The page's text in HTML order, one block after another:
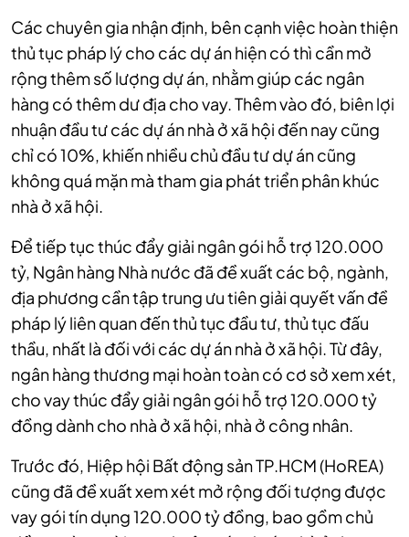
Các chuyên gia nhận định, bên cạnh việc hoàn thiện
thủ tục pháp lý cho các dự án hiện có thì cần mở
rộng thêm số lượng dự án, nhằm giúp các ngân
hàng có thêm dư địa cho vay. Thêm vào đó, biên lợi
nhuận đầu tư các dự án nhà ở xã hội đến nay cũng
chỉ có 10%, khiến nhiều chủ đầu tư dự án cũng
không quá mặn mà tham gia phát triển phân khúc
nhà ở xã hội.
Để tiếp tục thúc đẩy giải ngân gói hỗ trợ 120.000
tỷ, Ngân hàng Nhà nước đã đề xuất các bộ, ngành,
địa phương cần tập trung ưu tiên giải quyết vấn đề
pháp lý liên quan đến thủ tục đầu tư, thủ tục đấu
thầu, nhất là đối với các dự án nhà ở xã hội. Từ đây,
ngân hàng thương mại hoàn toàn có cơ sở xem xét,
cho vay thúc đẩy giải ngân gói hỗ trợ 120.000 tỷ
đồng dành cho nhà ở xã hội, nhà ở công nhân.
Trước đó, Hiệp hội Bất động sản TP.HCM (HoREA)
cũng đã đề xuất xem xét mở rộng đối tượng được
vay gói tín dụng 120.000 tỷ đồng, bao gồm chủ